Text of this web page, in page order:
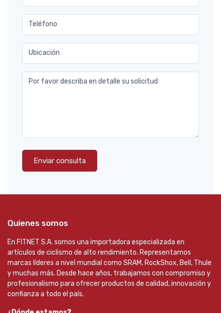
Teléfono
Ubicación
Por favor describa en detalle su solicitud
Enviar consulta
Quienes somos
En FITNET S.A. somos una importadora especializada en
artículos de ciclismo de alto rendimiento. Representamos
marcas líderes a nivel mundial como SRAM, RockShox, Bell, Thule
y muchas más. Desde hace años, trabajamos con compromiso y
profesionalismo para ofrecer productos de calidad, innovación y
confianza a todo el país.